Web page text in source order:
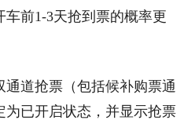
前1-3天抢到票的概率更
道抢票（包括候补购票通
为已开启状态，并显示抢票